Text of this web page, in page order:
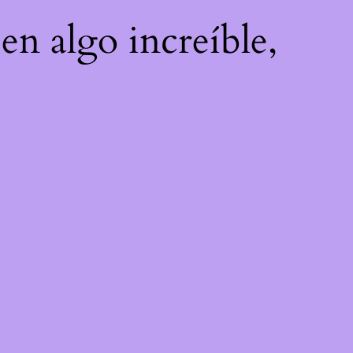
en algo increíble,